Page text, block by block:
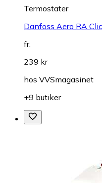
Termostater
Danfoss Aero RA
fr.
239 kr
hos VVSmagasinet
+9 butiker